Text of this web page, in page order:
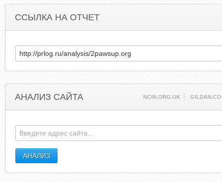
ССЫЛКА НА ОТЧЕТ
АНАЛИЗ САЙТА NCIN.ORG.UK